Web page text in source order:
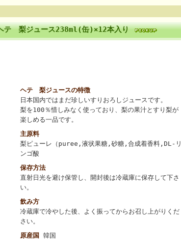
ヘテ 梨ジュース238ml(缶)×12本入り
ヘテ 梨ジュースの特徴
日本国内ではまだ珍しいすりおろしジュースです。
梨を100％惜しみなく使っており、梨の果汁とすり梨が
楽しめる一品です。
主原料
梨ピューレ（puree,液状果糖,砂糖,合成着香料,DL-リ
ンゴ酸
保存方法
直射日光を避け保管し、開封後は冷蔵庫に保存して下さ
い。
飲み方
冷蔵庫で冷やした後、よく振ってからお召し上がりくだ
さい。
原産国 韓国